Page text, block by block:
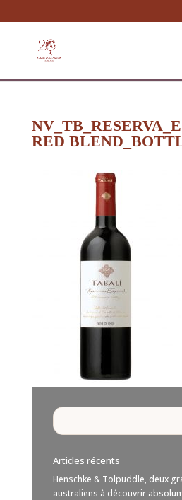
RED
Articles récents
Henschke & Tolpuddle, deux
australiens à découvrir